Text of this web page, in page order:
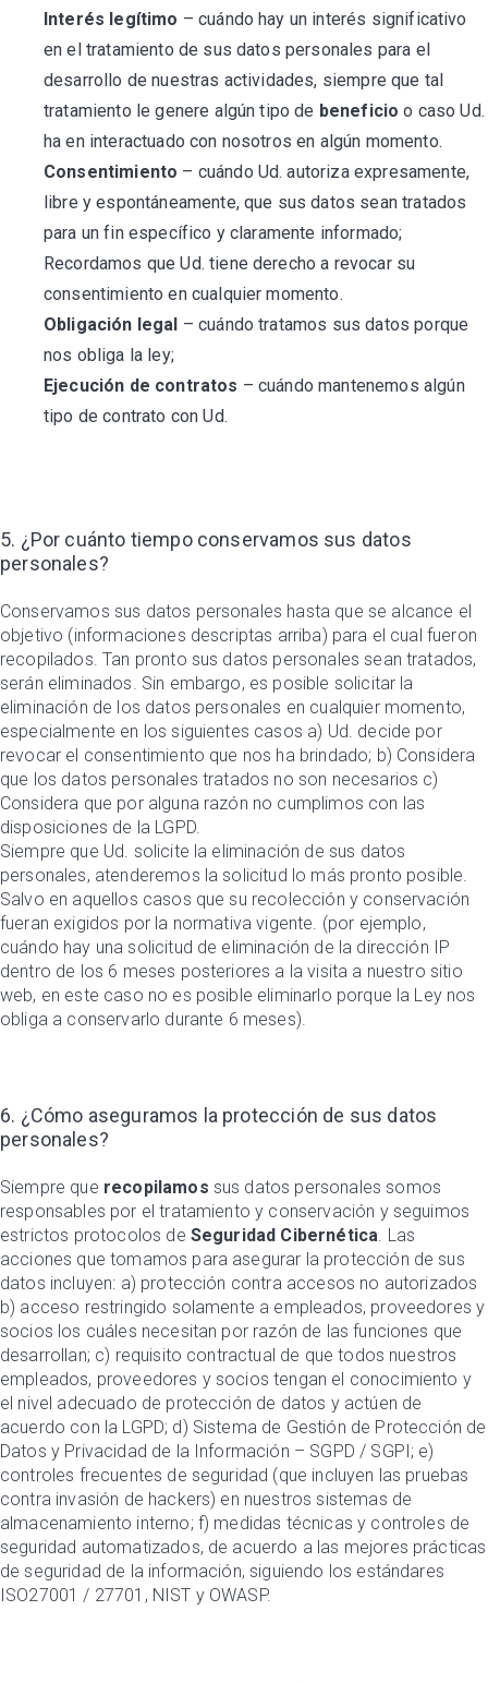
Interés legítimo – cuándo hay un interés significativo
en el tratamiento de sus datos personales para el
desarrollo de nuestras actividades, siempre que tal
tratamiento le genere algún tipo de beneficio o caso Ud.
ha en interactuado con nosotros en algún momento.
Consentimiento – cuándo Ud. autoriza expresamente,
libre y espontáneamente, que sus datos sean tratados
para un fin específico y claramente informado;
Recordamos que Ud. tiene derecho a revocar su
consentimiento en cualquier momento.
Obligación legal – cuándo tratamos sus datos porque
nos obliga la ley;
Ejecución de contratos – cuándo mantenemos algún
tipo de contrato con Ud.
5. ¿Por cuánto tiempo conservamos sus datos
personales?
Conservamos sus datos personales hasta que se alcance el
objetivo (informaciones descriptas arriba) para el cual fueron
recopilados. Tan pronto sus datos personales sean tratados,
serán eliminados. Sin embargo, es posible solicitar la
eliminación de los datos personales en cualquier momento,
especialmente en los siguientes casos a) Ud. decide por
revocar el consentimiento que nos ha brindado; b) Considera
que los datos personales tratados no son necesarios c)
Considera que por alguna razón no cumplimos con las
disposiciones de la LGPD.
Siempre que Ud. solicite la eliminación de sus datos
personales, atenderemos la solicitud lo más pronto posible.
Salvo en aquellos casos que su recolección y conservación
fueran exigidos por la normativa vigente. (por ejemplo,
cuándo hay una solicitud de eliminación de la dirección IP
dentro de los 6 meses posteriores a la visita a nuestro sitio
web, en este caso no es posible eliminarlo porque la Ley nos
obliga a conservarlo durante 6 meses).
6. ¿Cómo aseguramos la protección de sus datos
personales?
Siempre que recopilamos sus datos personales somos
responsables por el tratamiento y conservación y seguimos
estrictos protocolos de Seguridad Cibernética. Las
acciones que tomamos para asegurar la protección de sus
datos incluyen: a) protección contra accesos no autorizados
b) acceso restringido solamente a empleados, proveedores y
socios los cuáles necesitan por razón de las funciones que
desarrollan; c) requisito contractual de que todos nuestros
empleados, proveedores y socios tengan el conocimiento y
el nivel adecuado de protección de datos y actúen de
acuerdo con la LGPD; d) Sistema de Gestión de Protección de
Datos y Privacidad de la Información – SGPD / SGPI; e)
controles frecuentes de seguridad (que incluyen las pruebas
contra invasión de hackers) en nuestros sistemas de
almacenamiento interno; f) medidas técnicas y controles de
seguridad automatizados, de acuerdo a las mejores prácticas
de seguridad de la información, siguiendo los estándares
ISO27001 / 27701, NIST y OWASP.